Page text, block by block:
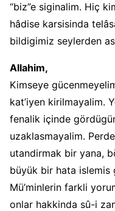
“biz”e siginalim. Hiç
hâdise karsisinda
bildigimiz seylerden
Allahim,
Kimseye
kat’iyen kirilmayalim.
fenalik içinde
uzaklasmayalim.
utandirmak bir yana,
büyük bir hata islemis
Mü’minlerin farkli
onlar hakkinda sû-i